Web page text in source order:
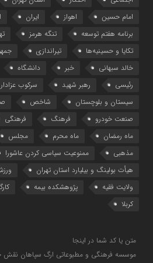
امام حسین
اهواز ایران
برنامه هفتم توسعه
تنگه هرمز
تکایا و حسینیه‌ها
تیراندازی
خالد سبهانی
خبر دانشگاه
رئیسی
رهبر شهید سرکوب
سیستان و بلوچستان
شاخص
صنعت خودرو
فرهنگ فرهنگی
ماه رمضان
ماه محرم مجلس
مذهبی
ممنوعیت سیاسی کردن عاشورا
هیأت بولینگ و بیلیارد استان تهران
ولایت فقیه
پژوهشکده بیمه
کربلا
متن یا کد شما در اینجا
موسسه فرهنگی و مطبوعاتی ارگ سپاهان نقش